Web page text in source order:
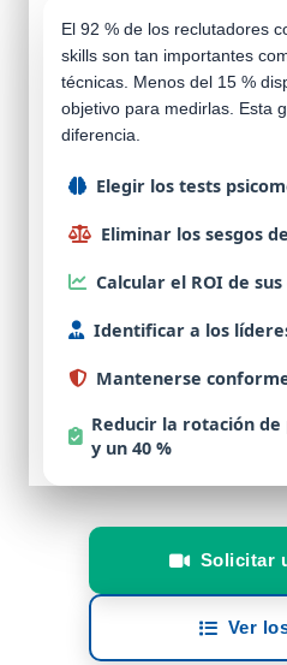
El 92 % de los reclutadores
skills son tan importantes
técnicas. Menos del 15 %
objetivo para medirlas. Esta
diferencia.
Elegir los tests
Eliminar los sesgos
Calcular el ROI de
Identificar a los
Mantenerse
Reducir la rotación de
y un 40 %
Solicitar
Ver